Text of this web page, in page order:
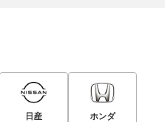
日産 ホンダ